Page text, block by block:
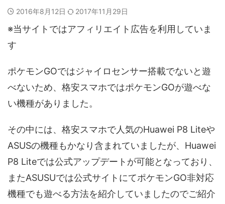
2016年8月12日 2017年11月29日
※当サイトではアフィリエイト広告を利用していま
す
ポケモンGOではジャイロセンサー搭載でないと遊
べないため、格安スマホではポケモンGOが遊べな
い機種がありました。
その中には、格安スマホで人気のHuawei P8 Liteや
ASUSの機種もかなり含まれていましたが、Huawei
P8 Liteでは公式アップデートが可能となっており、
またASUSUでは公式サイトにてポケモンGO非対応
機種でも遊べる方法を紹介していましたのでご紹介